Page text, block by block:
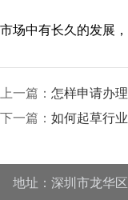
市场中有长久的发展
上一篇： 怎样申请办理参
下一篇： 如何起草行
地址：深圳市龙华